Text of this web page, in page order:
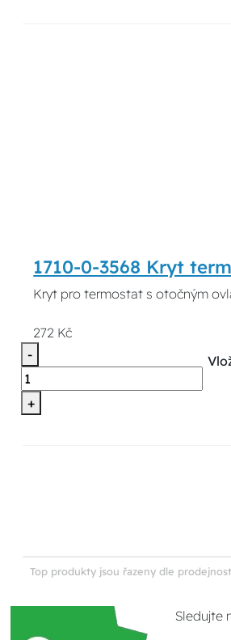
1710-0-3568 Kryt
Kryt pro termostat s otočným
272 Kč
-
+
Top produkty jsou řazeny dle
Sledujte